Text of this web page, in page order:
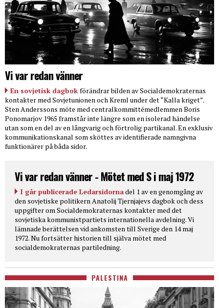
Vi var redan vänner
En sovjetisk dagbok förändrar bilden av Socialdemokraternas
kontakter med Sovjetunionen och Kreml under det “Kalla kriget”.
Sten Anderssons möte med centralkommittémedlemmen Boris
Ponomarjov 1965 framstår inte längre som en isolerad händelse
utan som en del av en långvarig och förtrolig partikanal. En exklusiv
kommunikationskanal som sköttes av identifierade namngivna
funktionärer på båda sidor.
Vi var redan vänner - Mötet med S i maj 1972
I går publicerade Ledarsidornadel 1 av en genomgång av
den sovjetiske politikern Anatolij Tjernjajevs dagbok och dess
uppgifter om Socialdemokraternas kontakter med det
sovjetiska kommunistpartiets internationella avdelning. Vi
lämnade berättelsen vid ankomsten till Sverige den 14 maj
1972. Nu fortsätter historien till själva mötet med
socialdemokraternas partiledning.
PALESTINA